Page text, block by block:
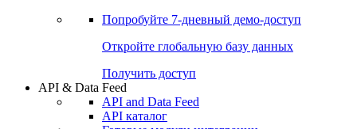
Попробуйте 7-дневный демо-доступ
Откройте глобальную базу данных
Получить доступ
API & Data Feed
API and Data Feed
API каталог